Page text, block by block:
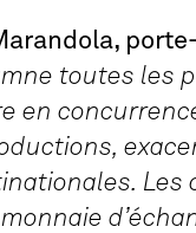
toutes les
en
Les